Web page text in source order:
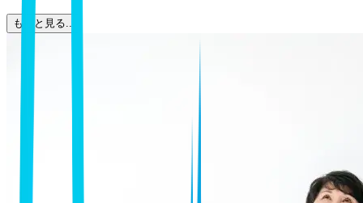
もっと見る...